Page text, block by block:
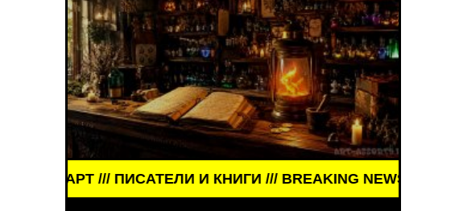
/// ПИСАТЕЛИ И КНИГИ /// BREAKING NEWS /// АРТ ///